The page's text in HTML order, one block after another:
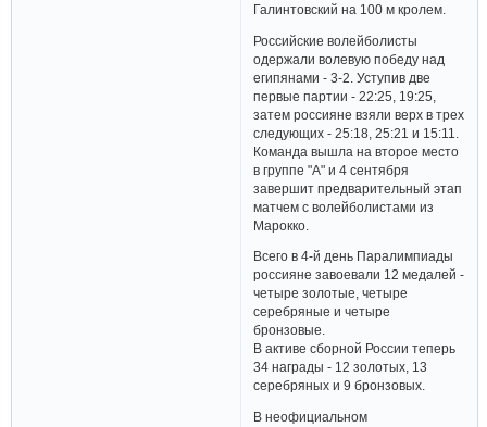
Галинтовский на 100 м кролем.
Российские волейболисты
одержали волевую победу над
египянами - 3-2. Уступив две
первые партии - 22:25, 19:25,
затем россияне взяли верх в трех
следующих - 25:18, 25:21 и 15:11.
Команда вышла на второе место
в группе "А" и 4 сентября
завершит предварительный этап
матчем с волейболистами из
Марокко.
Всего в 4-й день Паралимпиады
россияне завоевали 12 медалей -
четыре золотые, четыре
серебряные и четыре
бронзовые.
В активе сборной России теперь
34 награды - 12 золотых, 13
серебряных и 9 бронзовых.
В неофициальном